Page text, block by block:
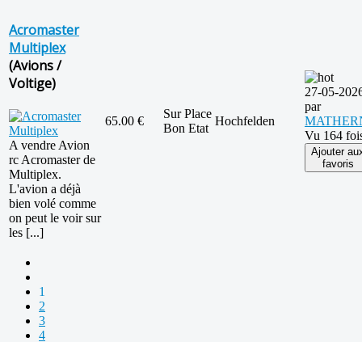
Acromaster
Multiplex
(Avions /
Voltige)
A vendre Avion
rc Acromaster de
Multiplex.
L'avion a déjà
bien volé comme
on peut le voir sur
les [...]
65.00 €
Sur Place
Bon Etat
Hochfelden
27-05-
par
Vu 164
Ajouter
favoris
1
2
3
4